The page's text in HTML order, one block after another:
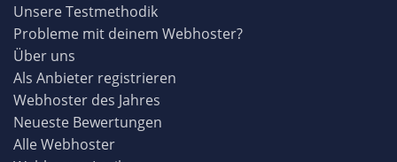
Unsere Testmethodik
Probleme mit deinem Webhoster?
Über uns
Als Anbieter registrieren
Webhoster des Jahres
Neueste Bewertungen
Alle Webhoster